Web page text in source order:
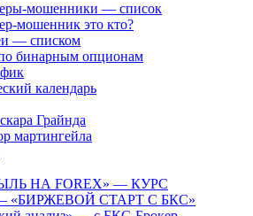
мошенники — список
мошенник это кто?
— списком
бинарным опционам
календарь
Грайнда
мартингейла
НА FOREX» — КУРС
«БИРЖЕВОЙ СТАРТ С БКС»